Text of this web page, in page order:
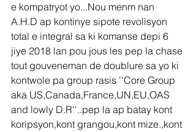
e kompatryot yo...Nou menm nan
A.H.D ap kontinye sipote revolisyon
total e integral sa ki komanse depi 6
jiye 2018 lan pou jous les pep la chase
tout gouveneman de doublure sa yo ki
kontwole pa group rasis ''Core Group
aka US,Canada,France,UN,EU,OAS
and lowly D.R''..pep la ap batay kont
koripsyon,kont grangou,kont mize.,kont